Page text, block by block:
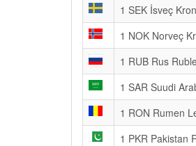
1 SEK İsveç
1 NOK Norveç
1 RUB Rus
1 SAR Suudi
1 RON Rumen
1 PKR Pakistan